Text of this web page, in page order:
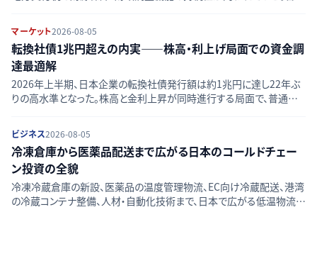
マーケット2026-08-05
転換社債1兆円超えの内実——株高・利上げ局面での資金調
達最適解
2026年上半期、日本企業の転換社債発行額は約1兆円に達し22年ぶ
りの高水準となった。株高と金利上昇が同時進行する局面で、普通社
理する。
ビジネス2026-08-05
冷凍倉庫から医薬品配送まで広がる日本のコールドチェー
ン投資の全貌
冷凍冷蔵倉庫の新設、医薬品の温度管理物流、EC向け冷蔵配送、港湾
の冷蔵コンテナ整備、人材・自動化技術まで、日本で広がる低温物流